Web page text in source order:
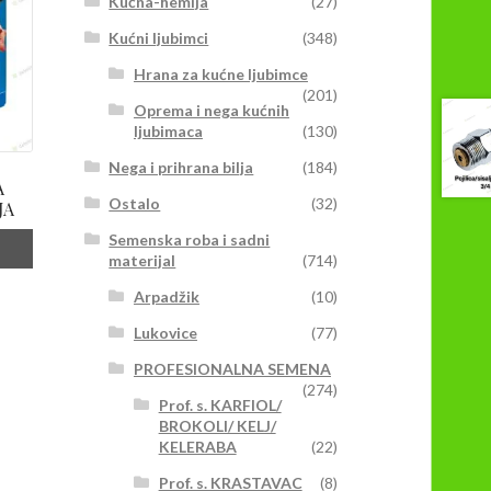
Kućni ljubimci
(348)
Hrana za kućne ljubimce
(201)
Oprema i nega kućnih
ljubimaca
(130)
Nega i prihrana bilja
(184)
Ostalo
(32)
Semenska roba i sadni
materijal
(714)
Arpadžik
(10)
Lukovice
(77)
PROFESIONALNA SEMENA
(274)
Prof. s. KARFIOL/
BROKOLI/ KELJ/
KELERABA
(22)
Prof. s. KRASTAVAC
(8)